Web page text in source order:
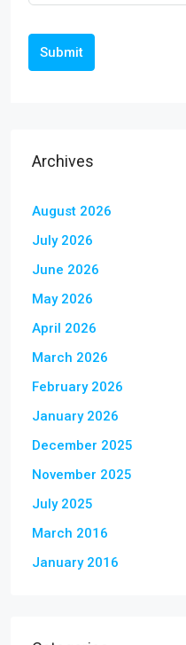
Submit
Archives
August 2026
July 2026
June 2026
May 2026
April 2026
March 2026
February 2026
January 2026
December 2025
November 2025
July 2025
March 2016
January 2016